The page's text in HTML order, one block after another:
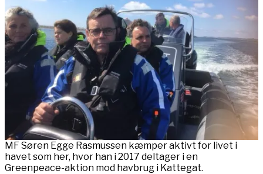
MF Søren Egge Rasmussen kæmper aktivt for livet i
havet som her, hvor han i 2017 deltager i en
Greenpeace-aktion mod havbrug i Kattegat.